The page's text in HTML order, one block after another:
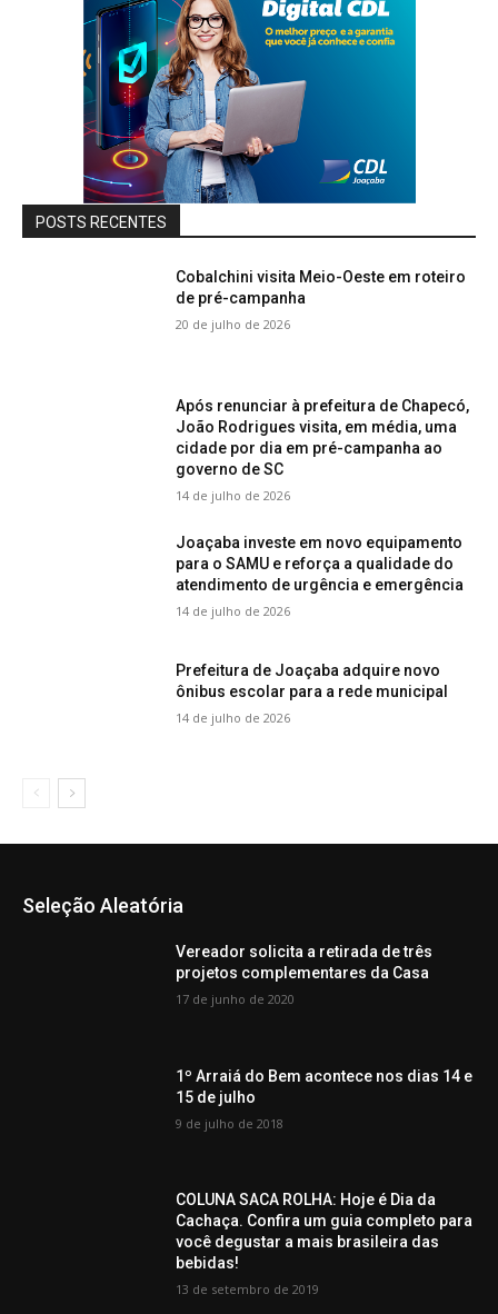
POSTS RECENTES
Cobalchini visita Meio-Oeste em roteiro
de pré-campanha
20 de julho de 2026
Após renunciar à prefeitura de Chapecó,
João Rodrigues visita, em média, uma
cidade por dia em pré-campanha ao
governo de SC
14 de julho de 2026
Joaçaba investe em novo equipamento
para o SAMU e reforça a qualidade do
atendimento de urgência e emergência
14 de julho de 2026
Prefeitura de Joaçaba adquire novo
ônibus escolar para a rede municipal
14 de julho de 2026
Seleção Aleatória
Vereador solicita a retirada de três
projetos complementares da Casa
17 de junho de 2020
1º Arraiá do Bem acontece nos dias 14 e
15 de julho
9 de julho de 2018
COLUNA SACA ROLHA: Hoje é Dia da
Cachaça. Confira um guia completo para
você degustar a mais brasileira das
bebidas!
13 de setembro de 2019